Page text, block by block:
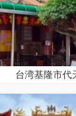
台湾基隆市代